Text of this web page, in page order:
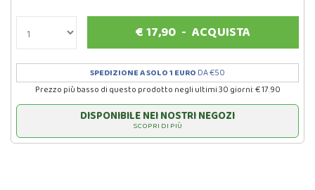
€17,90 -ACQUISTA
SPEDIZIONE A SOLO 1 EURO DA €50
Prezzo più basso di questo prodotto negli ultimi 30 giorni: € 17.90
DISPONIBILE NEI NOSTRI NEGOZI
SCOPRI DI PIÙ